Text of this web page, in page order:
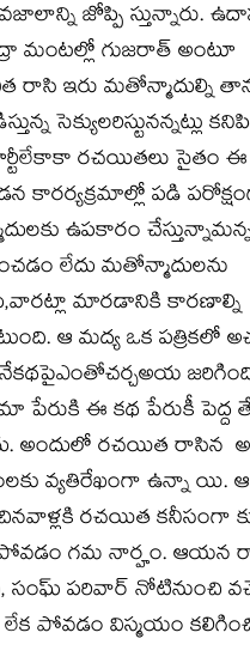
జోప్పి స్తున్నారు.
మంటల్లో గుజరాత్‌ అంటూ
రాసి ఇరు మతోన్మాదుల్ని
సెక్యులరిస్టునన్నట్లు
రచయితలు సైతం ఈ
కారర్యక్రమాల్లో పడి
ఉపకారం
లేదు మతోన్మాదులను
మారడానికి కారణాల్ని
ఆ మద్య ఒక పత్రికలో
పేరుకి ఈ కథ పేరుకీ పెద్ద
అందులో రచయిత రాసిన
వ్యతిరేఖంగా ఉన్నా యి. ఆ
రచయిత కనీసంగా
గమ నార్హం. ఆయన
సంఘ్‌ పరివార్‌ నోటినుంచి
పోవడం విస్మయం